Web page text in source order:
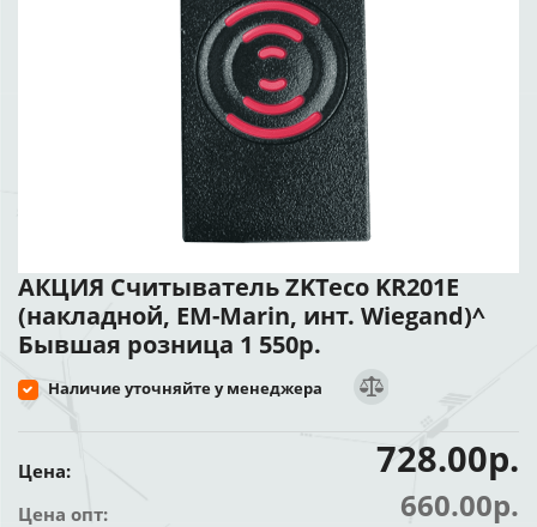
АКЦИЯ Считыватель ZKTeco KR201E
(накладной, EM-Marin, инт. Wiegand)^
Бывшая розница 1 550р.
Наличие уточняйте у менеджера
Цена: 728.00р.
Цена опт: 660.00р.